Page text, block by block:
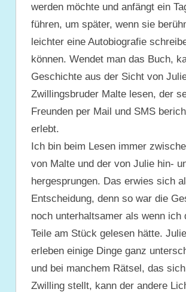
werden möchte und anfängt ein
führen, um später, wenn sie
leichter eine Autobiografie
können. Wendet man das Buch,
Geschichte aus der Sicht von
Zwillingsbruder Malte lesen, der
Freunden per Mail und SMS
erlebt.
Ich bin beim Lesen immer
von Malte und der von Julie hin-
hergesprungen. Das erwies sich
Entscheidung, denn so war die
noch unterhaltsamer als wenn ich
Teile am Stück gelesen hätte.
erleben einige Dinge ganz
und bei manchem Rätsel, das
Zwilling stellt, kann der andere